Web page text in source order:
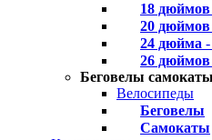
18 дюймов
20 дюймов
24 дюйма
26 дюймов
Беговелы самокаты
Велосипеды
Беговелы
Самокаты